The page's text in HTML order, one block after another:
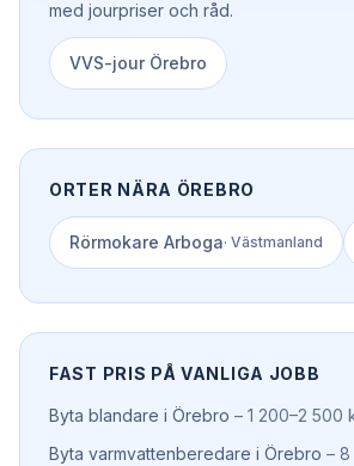
med jourpriser och råd.
VVS-jour Örebro
ORTER NÄRA ÖREBRO
Rörmokare Arboga· Västmanland
FAST PRIS PÅ VANLIGA JOBB
Byta blandare i Örebro – 1 200–2 500
Byta varmvattenberedare i Örebro – 8